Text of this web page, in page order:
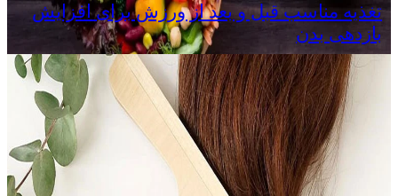
تغذیه مناسب قبل و بعد از ورزش برای افزایش
بازدهی بدن